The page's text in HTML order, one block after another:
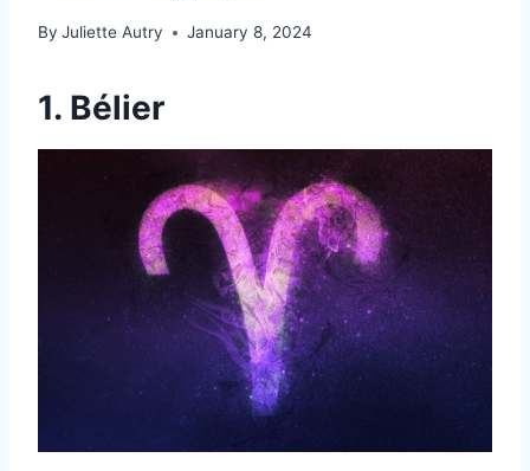
By Juliette Autry January 8, 2024
1. Bélier